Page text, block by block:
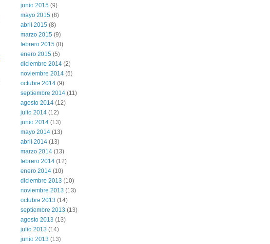
junio 2015 (9)
mayo 2015 (8)
abril 2015 (8)
marzo 2015 (9)
febrero 2015 (8)
enero 2015 (5)
diciembre 2014 (2)
noviembre 2014 (5)
octubre 2014 (9)
septiembre 2014 (11)
agosto 2014 (12)
julio 2014 (12)
junio 2014 (13)
mayo 2014 (13)
abril 2014 (13)
marzo 2014 (13)
febrero 2014 (12)
enero 2014 (10)
diciembre 2013 (10)
noviembre 2013 (13)
octubre 2013 (14)
septiembre 2013 (13)
agosto 2013 (13)
julio 2013 (14)
junio 2013 (13)